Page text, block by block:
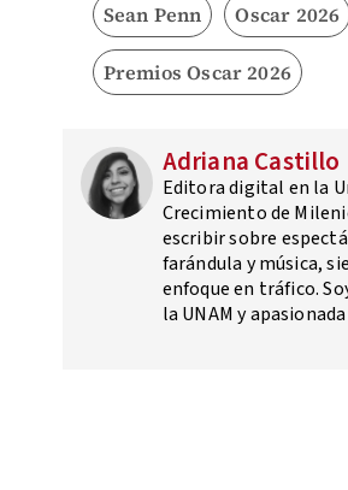
Sean Penn Oscar 2026
Premios Oscar 2026
Adriana Castillo
Editora digital en la
Crecimiento de
escribir sobre
farándula y música,
enfoque en tráfico.
la UNAM y